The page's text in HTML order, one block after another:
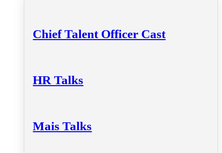
Chief Talent Officer Cast
HR Talks
Mais Talks